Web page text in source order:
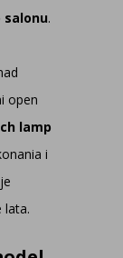
salonu.
open
lamp
i
lata.